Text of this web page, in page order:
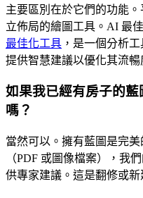
主要區別在於它們的功能
立佈局的繪圖工具。AI 最
最佳化工具 ，是一個分析
提供智慧建議以優化其流
如果我已經有房子的
嗎？
當然可以。擁有藍圖是完
（PDF 或圖像檔案），我
供專家建議。這是翻修或